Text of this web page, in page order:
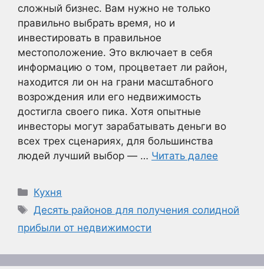
сложный бизнес. Вам нужно не только
правильно выбрать время, но и
инвестировать в правильное
местоположение. Это включает в себя
информацию о том, процветает ли район,
находится ли он на грани масштабного
возрождения или его недвижимость
достигла своего пика. Хотя опытные
инвесторы могут зарабатывать деньги во
всех трех сценариях, для большинства
людей лучший выбор — … Читать далее
Рубрики
Кухня
Метки
Десять районов для получения солидной
прибыли от недвижимости